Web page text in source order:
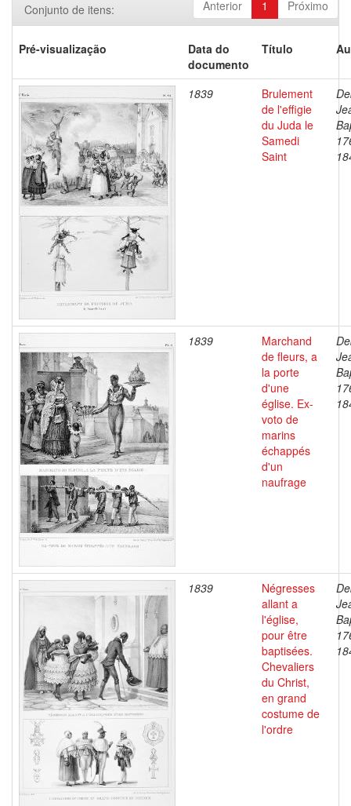
Anterior 1 Próximo
Conjunto de itens:
Pré-visualização
Data do
documento
Título
1839
Brulement
de l'effigie
du Juda le
Samedi
Saint
1839
Marchand
de fleurs, a
la porte
d'une
église. Ex-
voto de
marins
échappés
d'un
naufrage
1839
Négresses
allant a
l'église,
pour être
baptisées.
Chevaliers
du Christ,
en grand
costume de
l'ordre